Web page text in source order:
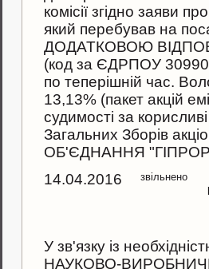
комісії згiдно заяви
який перебував на
ДОДАТКОВОЮ
(код за ЄДРПОУ
по теперiшнiй час.
13,13% (пакет акцiй
судимостi за
Загальних Зборiв
ОБ'ЄДНАННЯ
14.04.2016
звільнено
У зв'язку iз
НАУКОВО-